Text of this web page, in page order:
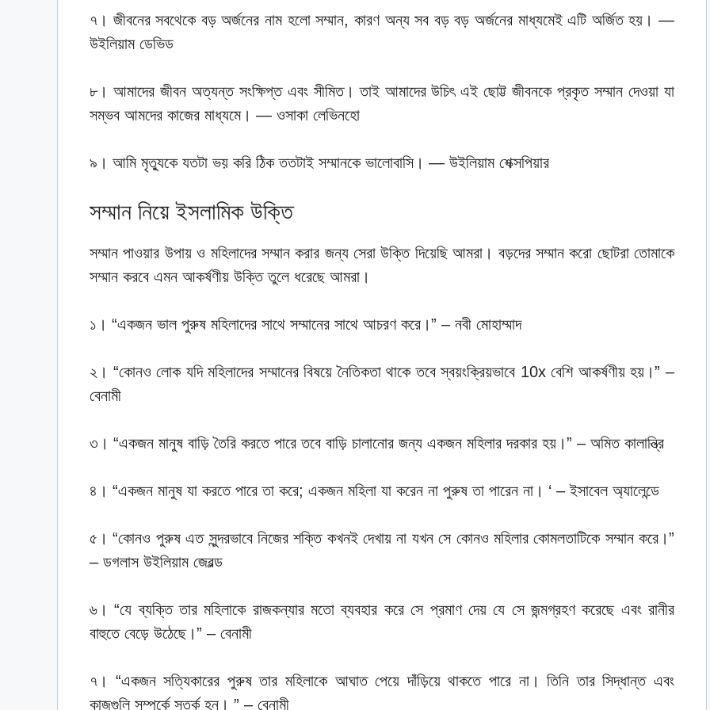
৭। জীবনের সবথেকে বড় অর্জনের নাম হলো সম্মান, কারণ অন্য সব বড় বড় অর্জনের মাধ্যমেই এটি অর্জিত হয়। —
উইলিয়াম ডেভিড
৮। আমাদের জীবন অত্যন্ত সংক্ষিপ্ত এবং সীমিত। তাই আমাদের উচিৎ এই ছোট্ট জীবনকে প্রকৃত সম্মান দেওয়া যা
সম্ভব আমদের কাজের মাধ্যমে। — ওসাকা লেভিনহো
৯। আমি মৃত্যুকে যতটা ভয় করি ঠিক ততটাই সম্মানকে ভালোবাসি। — উইলিয়াম শেক্সপিয়ার
সম্মান নিয়ে ইসলামিক উক্তি
সম্মান পাওয়ার উপায় ও মহিলাদের সম্মান করার জন্য সেরা উক্তি দিয়েছি আমরা। বড়দের সম্মান করো ছোটরা তোমাকে
সম্মান করবে এমন আকর্ষণীয় উক্তি তুলে ধরেছে আমরা।
১। “একজন ভাল পুরুষ মহিলাদের সাথে সম্মানের সাথে আচরণ করে।” – নবী মোহাম্মাদ
২। “কোনও লোক যদি মহিলাদের সম্মানের বিষয়ে নৈতিকতা থাকে তবে স্বয়ংক্রিয়ভাবে 10x বেশি আকর্ষণীয় হয়।” –
বেনামী
৩। “একজন মানুষ বাড়ি তৈরি করতে পারে তবে বাড়ি চালানোর জন্য একজন মহিলার দরকার হয়।” – অমিত কালান্ত্রি
৪। “একজন মানুষ যা করতে পারে তা করে; একজন মহিলা যা করেন না পুরুষ তা পারেন না। ‘ – ইসাবেল অ্যালেন্ডে
৫। “কোনও পুরুষ এত সুন্দরভাবে নিজের শক্তি কখনই দেখায় না যখন সে কোনও মহিলার কোমলতাটিকে সম্মান করে।”
– ডগলাস উইলিয়াম জেরল্ড
৬। “যে ব্যক্তি তার মহিলাকে রাজকন্যার মতো ব্যবহার করে সে প্রমাণ দেয় যে সে জন্মগ্রহণ করেছে এবং রানীর
বাহুতে বেড়ে উঠেছে।” – বেনামী
৭। “একজন সত্যিকারের পুরুষ তার মহিলাকে আঘাত পেয়ে দাঁড়িয়ে থাকতে পারে না। তিনি তার সিদ্ধান্ত এবং
কাজগুলি সম্পর্কে সতর্ক হন। ” – বেনামী